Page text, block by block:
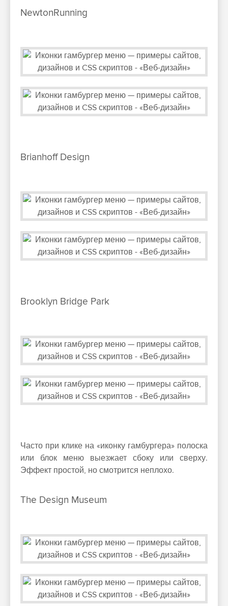
NewtonRunning
Brianhoff Design
Brooklyn Bridge Park
Часто при клике на «иконку гамбургера» полоска
или блок меню выезжает сбоку или сверху.
Эффект простой, но смотрится неплохо.
The Design Museum